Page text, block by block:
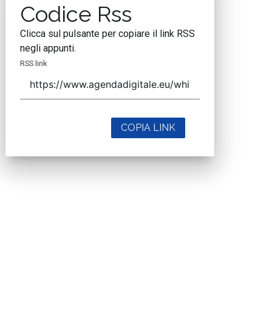
Codice Rss
Clicca sul pulsante per copiare il link RSS
negli appunti.
RSS link
COPIA LINK